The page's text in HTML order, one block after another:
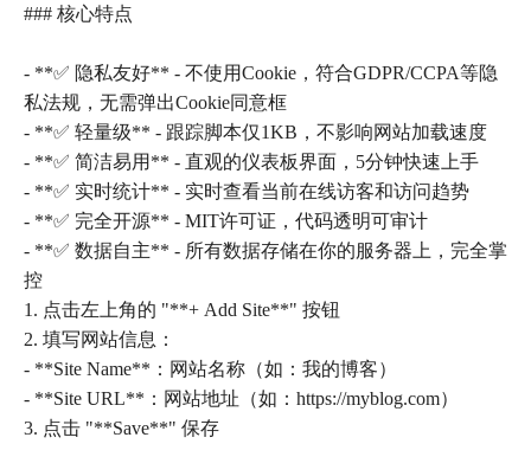
### 核心特点
- **✅ 隐私友好** - 不使用Cookie，符合GDPR/CCPA等隐
私法规，无需弹出Cookie同意框
- **✅ 轻量级** - 跟踪脚本仅1KB，不影响网站加载速度
- **✅ 简洁易用** - 直观的仪表板界面，5分钟快速上手
- **✅ 实时统计** - 实时查看当前在线访客和访问趋势
- **✅ 完全开源** - MIT许可证，代码透明可审计
- **✅ 数据自主** - 所有数据存储在你的服务器上，完全掌
控
1. 点击左上角的 "**+ Add Site**" 按钮
2. 填写网站信息：
- **Site Name**：网站名称（如：我的博客）
- **Site URL**：网站地址（如：https://myblog.com）
3. 点击 "**Save**" 保存